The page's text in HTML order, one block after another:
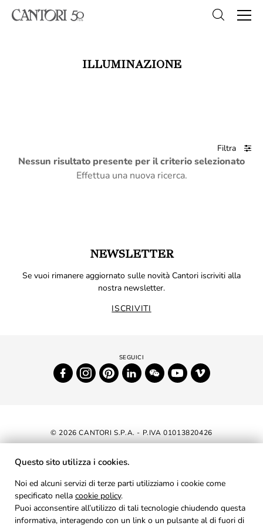
ILLUMINAZIONE
Filtra
Nessun risultato presente per il criterio selezionato
Effettua una nuova ricerca.
NEWSLETTER
Se vuoi rimanere aggiornato sulle novità Cantori iscriviti alla
nostra newsletter.
ISCRIVITI
© 2026 CANTORI S.P.A. - P.IVA 01013820426
DICHIARAZIONE DI ACCESSIBILITÀ
AREA RISERVATA
PRIVACY
Questo sito utilizza i cookies.
Noi ed alcuni servizi di terze parti utilizziamo i cookie come
specificato nella cookie policy.
Puoi acconsentire all’utilizzo di tali tecnologie chiudendo questa
informativa, interagendo con un link o un pulsante al di fuori di